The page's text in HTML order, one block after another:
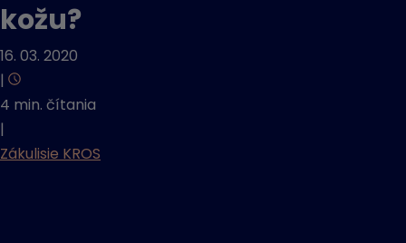
kožu?
16. 03. 2020
|
4 min. čítania
|
Zákulisie KROS